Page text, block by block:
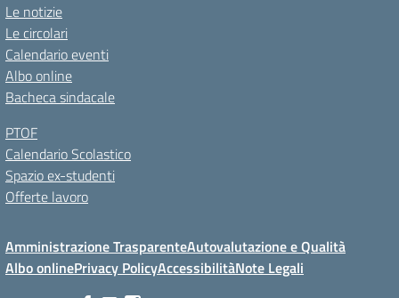
Le notizie
Le circolari
Calendario eventi
Albo online
Bacheca sindacale
PTOF
Calendario Scolastico
Spazio ex-studenti
Offerte lavoro
Amministrazione TrasparenteAutovalutazione e Qualità
Albo onlinePrivacy PolicyAccessibilitàNote Legali